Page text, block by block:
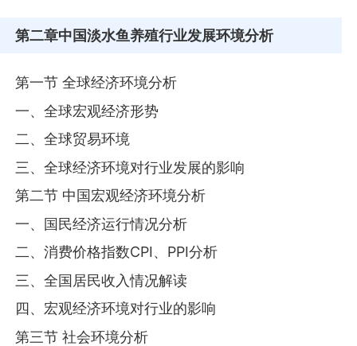
第二章中国淡水鱼养殖行业发展环境分析
第一节 全球经济环境分析
一、全球宏观经济形势
二、全球贸易环境
三、全球经济环境对行业发展的影响
第二节 中国宏观经济环境分析
一、国民经济运行情况分析
二、消费价格指数CPI、PPI分析
三、全国居民收入情况解读
四、宏观经济环境对行业的影响
第三节 社会环境分析